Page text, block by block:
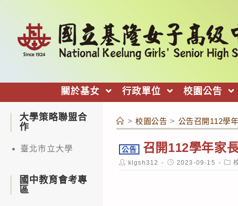
關於基女 行政單位 校園公告
> 校園公告 > 公告召開112學
公告 召開112學年家
Post
author:
klgsh312
Post
published:
2023-09-15
Post
大學策略聯盟合
作
臺北市立大學
國中教育會考專
區